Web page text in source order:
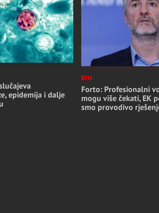
epidemija i dalje
BIH
Forto: Profesionalni
mogu više čekati, EK
smo provodivo